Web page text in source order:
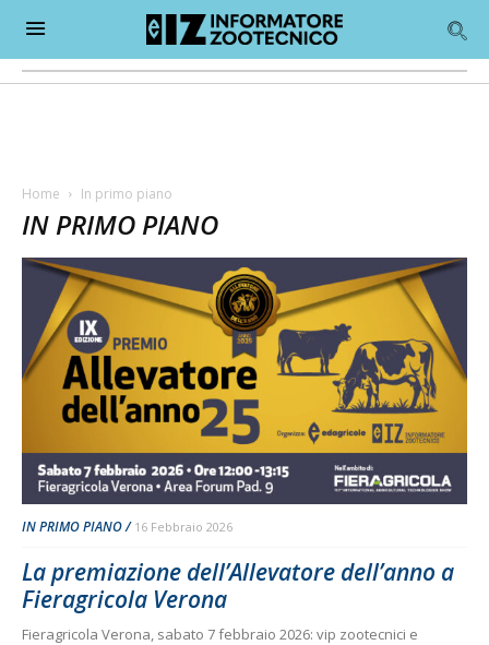
Home In primo piano
IN PRIMO PIANO
IN PRIMO PIANO 16 Febbraio 2026
La premiazione dell’Allevatore dell’anno a
Fieragricola Verona
Fieragricola Verona, sabato 7 febbraio 2026: vip zootecnici e